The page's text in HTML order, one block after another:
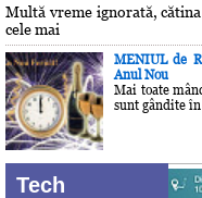
Multă vreme ignorată,
cele mai
MENIUL de
Anul Nou
Mai toate
sunt gândite
Tech